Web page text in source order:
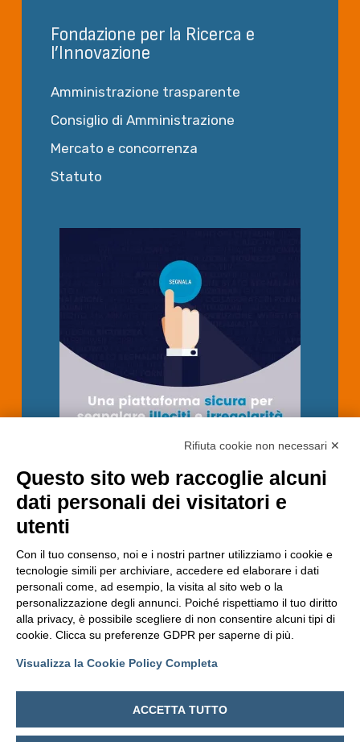
Fondazione per la Ricerca e
l’Innovazione
Amministrazione trasparente
Consiglio di Amministrazione
Mercato e concorrenza
Statuto
Rifiuta cookie non necessari ✕
Questo sito web raccoglie alcuni
dati personali dei visitatori e
utenti
Con il tuo consenso, noi e i nostri partner utilizziamo i cookie e
tecnologie simili per archiviare, accedere ed elaborare i dati
personali come, ad esempio, la visita al sito web o la
personalizzazione degli annunci. Poiché rispettiamo il tuo diritto
alla privacy, è possibile scegliere di non consentire alcuni tipi di
cookie. Clicca su preferenze GDPR per saperne di più.
Visualizza la Cookie Policy Completa
ACCETTA TUTTO